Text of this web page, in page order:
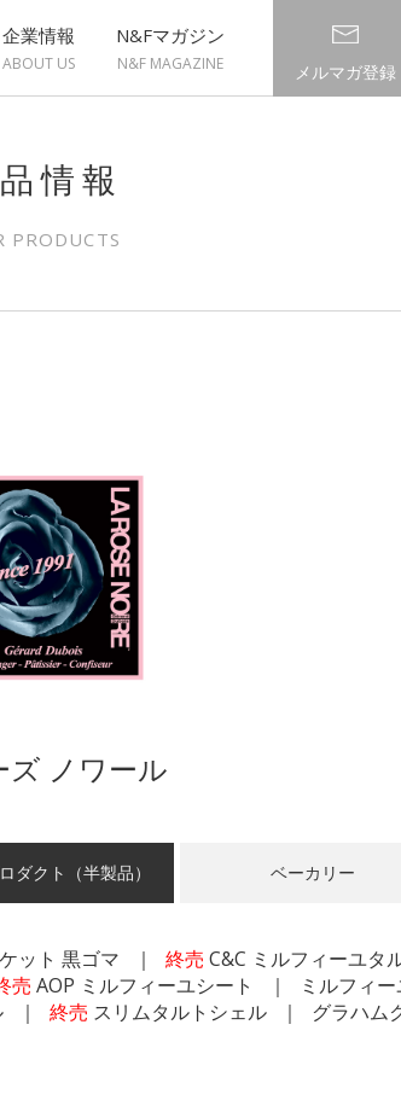
企業情報
ABOUT US
N&Fマガジン
N&F MAGAZINE メルマガ登録
情報
PRODUCTS
ズ ノワール
ダクト（半製品） ベーカリー
ット 黒ゴマ 終売 C&C ミルフィーユタ
売 AOP ミルフィーユシート
ミルフィ
終売 スリムタルトシェル
グラハム